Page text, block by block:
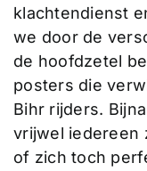
klachtendienst
we door de
de hoofdzetel
posters die
Bihr rijders.
vrijwel iedereen
of zich toch